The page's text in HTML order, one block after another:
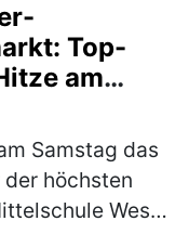
si…
Top-
am
Samstag das
höchsten
West